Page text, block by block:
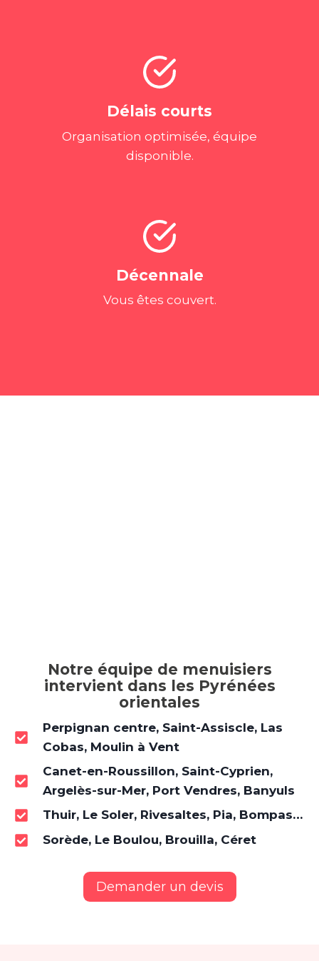
Délais courts
Organisation optimisée, équipe
disponible.
Décennale
Vous êtes couvert.
Notre équipe de menuisiers
intervient dans les Pyrénées
orientales
Perpignan centre, Saint-Assiscle, Las
Cobas, Moulin à Vent
Canet-en-Roussillon, Saint-Cyprien,
Argelès-sur-Mer, Port Vendres, Banyuls
Thuir, Le Soler, Rivesaltes, Pia, Bompas…
Sorède, Le Boulou, Brouilla, Céret
Demander un devis